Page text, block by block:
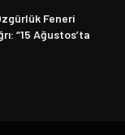
Feneri
“15 Ağustos’ta